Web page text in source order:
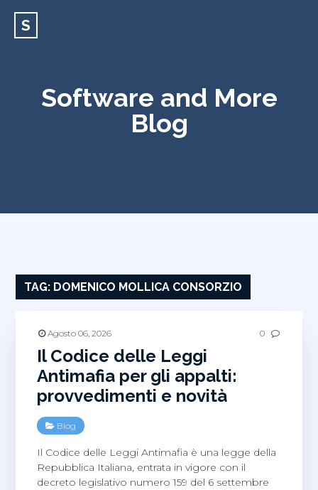
S
Software and More
Blog
TAG: DOMENICO MOLLICA CONSORZIO
Agosto 06, 2026 0
Il Codice delle Leggi
Antimafia per gli appalti:
provvedimenti e novità
Blog
Il Codice delle Leggi Antimafia è una legge della
Repubblica Italiana, entrata in vigore con il
decreto legislativo numero 159 del 6 settembre